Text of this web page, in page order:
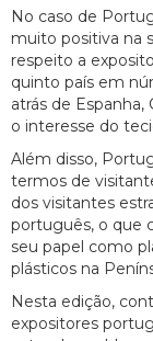
No caso de
muito positiva na
respeito a
quinto país em
atrás de
o interesse do
Além disso,
termos de
dos visitantes
português, o que
seu papel como
plásticos na
Nesta edição,
expositores